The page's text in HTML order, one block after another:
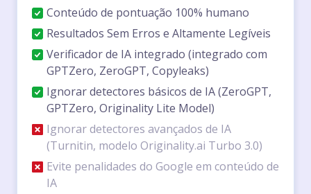
Conteúdo de pontuação 100% humano
Resultados Sem Erros e Altamente Legíveis
Verificador de IA integrado (integrado com
GPTZero, ZeroGPT, Copyleaks)
Ignorar detectores básicos de IA (ZeroGPT,
GPTZero, Originality Lite Model)
Ignorar detectores avançados de IA
(Turnitin, modelo Originality.ai Turbo 3.0)
Evite penalidades do Google em conteúdo de
IA